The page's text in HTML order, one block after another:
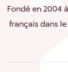
Fondé en 2004
français dans